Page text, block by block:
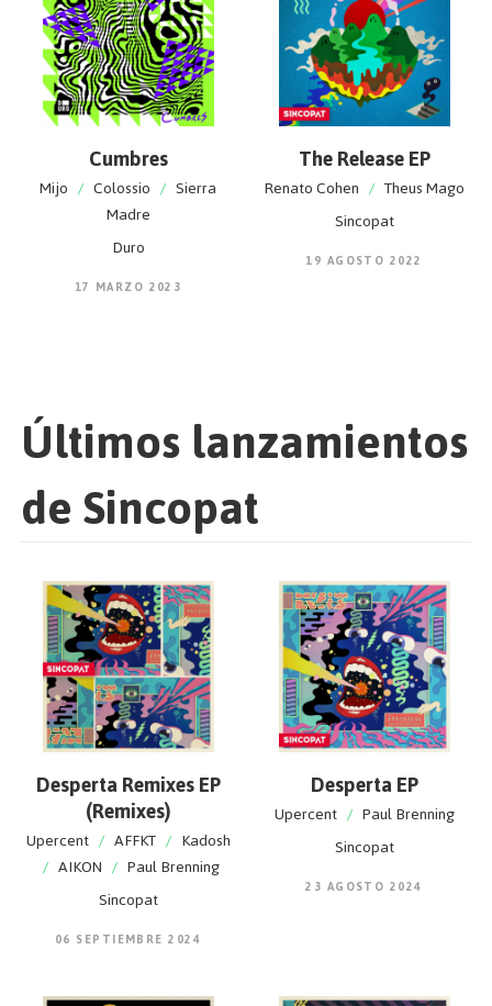
Cumbres
Mijo / Colossio / Sierra
Madre
Duro
17 MARZO 2023
The Release EP
Renato Cohen / Theus Mago
Sincopat
19 AGOSTO 2022
Últimos lanzamientos
de Sincopat
Desperta Remixes EP
(Remixes)
Upercent / AFFKT / Kadosh
/ AIKON / Paul Brenning
Sincopat
06 SEPTIEMBRE 2024
Desperta EP
Upercent / Paul Brenning
Sincopat
23 AGOSTO 2024